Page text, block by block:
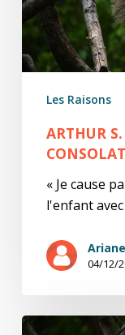
Les Raisons
ARTHUR
« Je cause
l'enfant
04/12/
Arthur